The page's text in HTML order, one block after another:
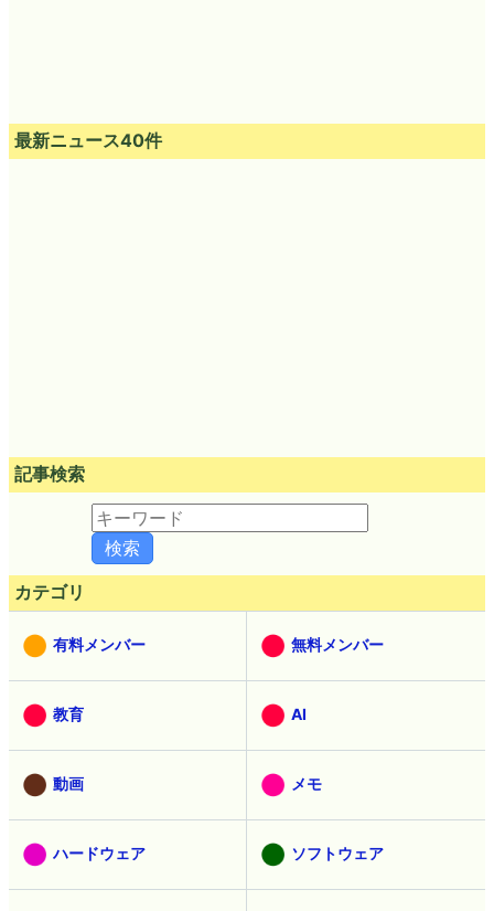
最新ニュース40件
記事検索
カテゴリ
有料メンバー 無料メンバー
教育 AI
動画 メモ
ハードウェア ソフトウェア